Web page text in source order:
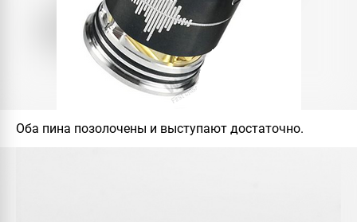
Оба пина позолочены и выступают достаточно.